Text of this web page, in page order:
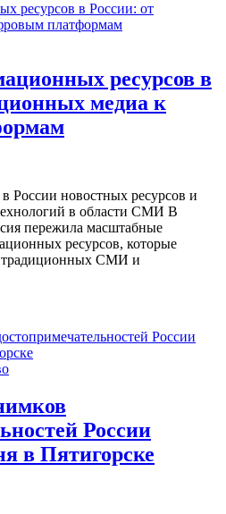
ресурсов в
медиа к
России новостных ресурсов и
в области СМИ В
пережила масштабные
ресурсов, которые
традиционных СМИ и
России
в Пятигорске